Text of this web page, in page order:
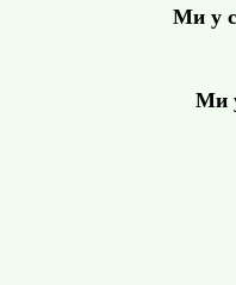
Ми у
Ми